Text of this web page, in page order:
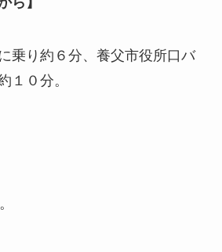
乗り約６分、養父市役所口バ
１０分。